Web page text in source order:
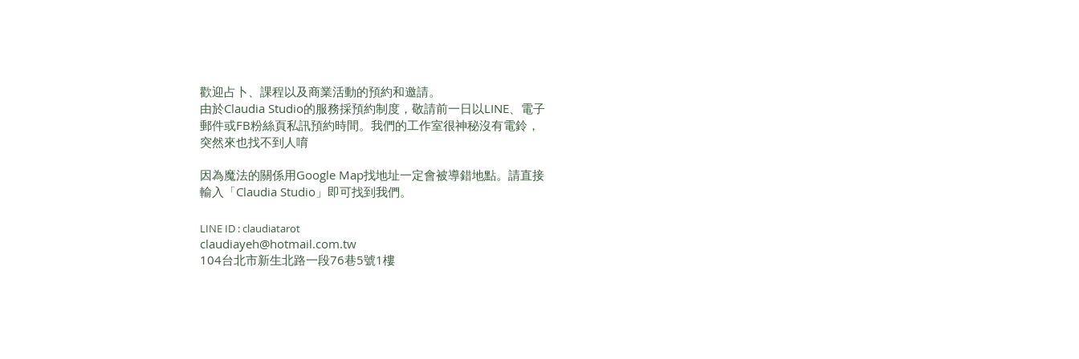
歡迎占卜、課程以及商業活動的預約和邀請。
由於Claudia Studio的服務採預約制度，敬請前一日以LINE、電子
郵件或FB粉絲頁私訊預約時間。我們的工作室很神秘沒有電鈴，
突然來也找不到人唷
因為魔法的關係用Google Map找地址一定會被導錯地點。請直接
輸入「Claudia Studio」即可找到我們。
LINE ID : claudiatarot
claudiayeh@hotmail.com.tw
104台北市新生北路一段76巷5號1樓